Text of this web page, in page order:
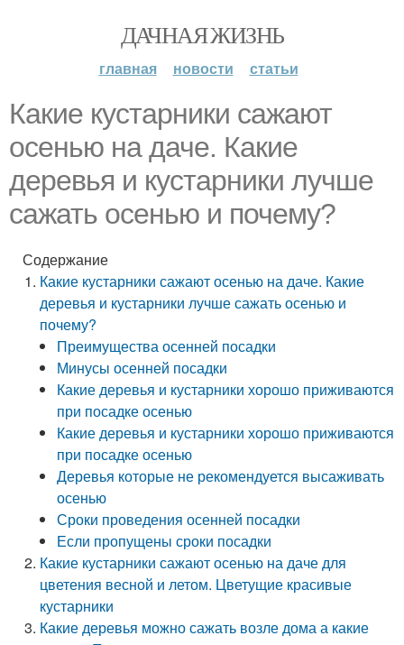
ДАЧНАЯ ЖИЗНЬ
главная новости статьи
Какие кустарники сажают
осенью на даче. Какие
деревья и кустарники лучше
сажать осенью и почему?
Содержание
Какие кустарники сажают осенью на даче. Какие
деревья и кустарники лучше сажать осенью и
почему?
Преимущества осенней посадки
Минусы осенней посадки
Какие деревья и кустарники хорошо приживаются
при посадке осенью
Какие деревья и кустарники хорошо приживаются
при посадке осенью
Деревья которые не рекомендуется высаживать
осенью
Сроки проведения осенней посадки
Если пропущены сроки посадки
Какие кустарники сажают осенью на даче для
цветения весной и летом. Цветущие красивые
кустарники
Какие деревья можно сажать возле дома а какие